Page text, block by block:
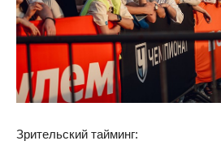
Зрительский тайминг: